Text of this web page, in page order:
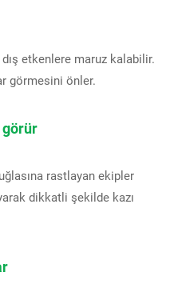
etkenlere maruz kalabilir.
görmesini önler.
görür
rastlayan ekipler
dikkatli şekilde kazı